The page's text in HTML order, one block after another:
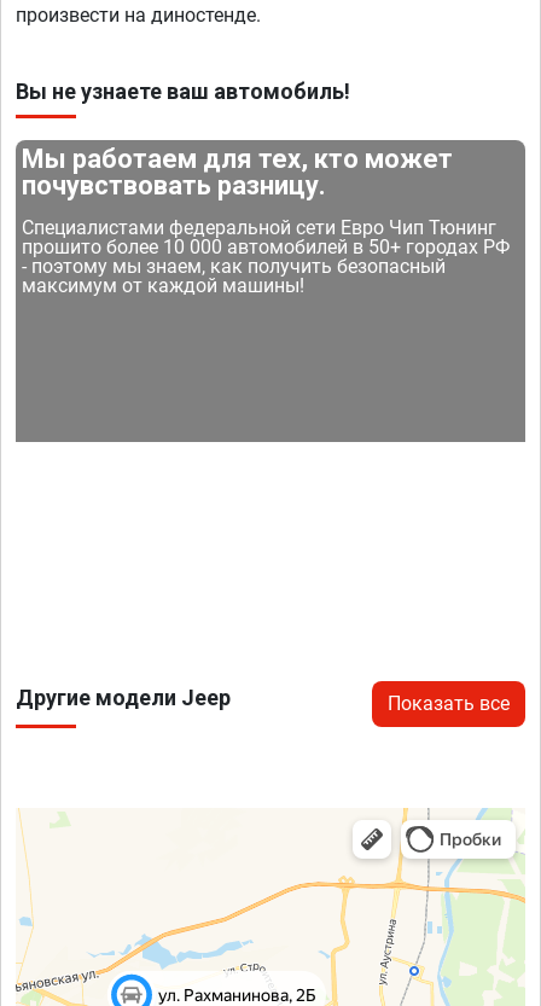
произвести на диностенде.
Вы не узнаете ваш автомобиль!
Мы работаем для тех, кто может
почувствовать разницу.
Специалистами федеральной сети Евро Чип Тюнинг
прошито более 10 000 автомобилей в 50+ городах РФ
- поэтому мы знаем, как получить безопасный
максимум от каждой машины!
Другие модели Jeep Показать все